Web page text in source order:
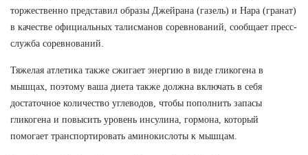
торжественно представил образы Джейрана (газель) и Нара (гранат)
в качестве официальных талисманов соревнований, сообщает пресс-
служба соревнований.
Тяжелая атлетика также сжигает энергию в виде гликогена в
мышцах, поэтому ваша диета также должна включать в себя
достаточное количество углеводов, чтобы пополнить запасы
гликогена и повысить уровень инсулина, гормона, который
помогает транспортировать аминокислоты к мышцам.